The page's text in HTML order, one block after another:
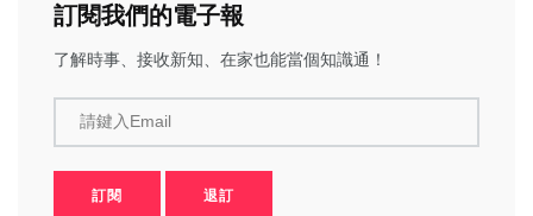
訂閱我們的電子報
了解時事、接收新知、在家也能當個知識通！
請鍵入Email
訂閱 退訂